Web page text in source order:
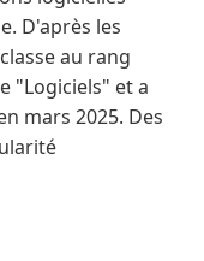
D'après les
au rang
"Logiciels" et a
mars 2025. Des